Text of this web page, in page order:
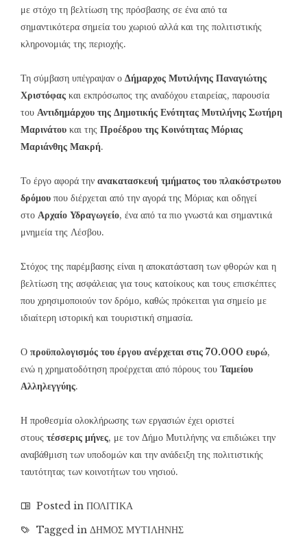
με στόχο τη βελτίωση της πρόσβασης σε ένα από τα
σημαντικότερα σημεία του χωριού αλλά και της πολιτιστικής
κληρονομιάς της περιοχής.
Τη σύμβαση υπέγραψαν ο Δήμαρχος Μυτιλήνης Παναγιώτης
Χριστόφας και εκπρόσωπος της αναδόχου εταιρείας, παρουσία
του Αντιδημάρχου της Δημοτικής Ενότητας Μυτιλήνης Σωτήρη
Μαρινάτου και της Προέδρου της Κοινότητας Μόριας
Μαριάνθης Μακρή.
Το έργο αφορά την ανακατασκευή τμήματος του πλακόστρωτου
δρόμου που διέρχεται από την αγορά της Μόριας και οδηγεί
στο Αρχαίο Υδραγωγείο, ένα από τα πιο γνωστά και σημαντικά
μνημεία της Λέσβου.
Στόχος της παρέμβασης είναι η αποκατάσταση των φθορών και η
βελτίωση της ασφάλειας για τους κατοίκους και τους επισκέπτες
που χρησιμοποιούν τον δρόμο, καθώς πρόκειται για σημείο με
ιδιαίτερη ιστορική και τουριστική σημασία.
Ο προϋπολογισμός του έργου ανέρχεται στις 70.000 ευρώ,
ενώ η χρηματοδότηση προέρχεται από πόρους του Ταμείου
Αλληλεγγύης.
Η προθεσμία ολοκλήρωσης των εργασιών έχει οριστεί
στους τέσσερις μήνες, με τον Δήμο Μυτιλήνης να επιδιώκει την
αναβάθμιση των υποδομών και την ανάδειξη της πολιτιστικής
ταυτότητας των κοινοτήτων του νησιού.
Posted in ΠΟΛΙΤΙΚΑ
Tagged in ΔΗΜΟΣ ΜΥΤΙΛΗΝΗΣ